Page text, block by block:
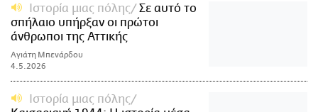
Ιστορία μιας πόλης
Σε αυτό το
σπήλαιο υπήρξαν οι πρώτοι
άνθρωποι της Αττικής
Αγιάτη Μπενάρδου
4.5.2026
Ιστορία μιας πόλης